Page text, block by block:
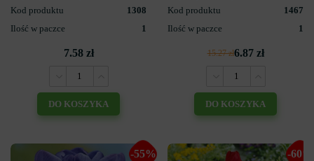
Kod produktu
1308
Ilość w paczce
1
7.58 zł
DO KOSZYKA
Kod produktu
1467
Ilość w paczce
1
15.27 zł6.87 zł
DO KOSZYKA
-55% -60%